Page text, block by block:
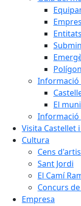
Informació
El
Informació
Visita Castellet
Cultura
Cens
Sant Jordi
El Camí
Concurs
Empresa